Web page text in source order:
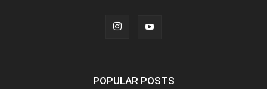
POPULAR POSTS